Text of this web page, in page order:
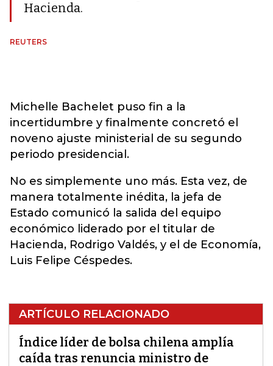
Hacienda.
REUTERS
Michelle Bachelet puso fin a la
incertidumbre y finalmente concretó el
noveno ajuste ministerial de su segundo
periodo presidencial.
No es simplemente uno más. Esta vez, de
manera totalmente inédita, la jefa de
Estado comunicó la salida del equipo
económico liderado por el titular de
Hacienda, Rodrigo Valdés, y el de Economía,
Luis Felipe Céspedes.
ARTÍCULO RELACIONADO
Índice líder de bolsa chilena amplía
caída tras renuncia ministro de